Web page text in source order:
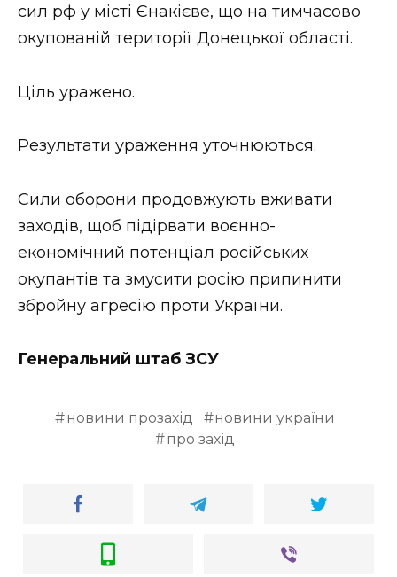
сил рф у місті Єнакієве, що на тимчасово
окупованій території Донецької області.
Ціль уражено.
Результати ураження уточнюються.
Сили оборони продовжують вживати
заходів, щоб підірвати воєнно-
економічний потенціал російських
окупантів та змусити росію припинити
збройну агресію проти України.
Генеральний штаб ЗСУ
новини прозахід
новини україни
про захід